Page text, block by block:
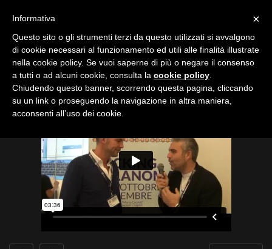
All
×
Informativa
Questo sito o gli strumenti terzi da questo utilizzati si avvalgono
di cookie necessari al funzionamento ed utili alle finalità illustrate
nella cookie policy. Se vuoi saperne di più o negare il consenso
a tutti o ad alcuni cookie, consulta la cookie policy
Chiudendo questo banner, scorrendo questa pagina, cliccando
su un link o proseguendo la navigazione in altra maniera,
acconsenti all’uso dei cookie.